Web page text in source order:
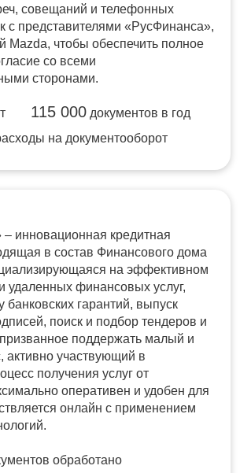
совещаний и телефонных
с представителями «РусФинанса»,
Mazda, чтобы обеспечить полное
со всеми
сторонами.
115 000 документов в год
на документооборот
инновационная кредитная
в состав Финансового дома
на эффективном
удаленных финансовых услуг,
банковских гарантий, выпуск
поиск и подбор тендеров и
поддержать малый и
активно участвующий в
получения услуг от
оперативен и удобен для
онлайн с применением
обработано